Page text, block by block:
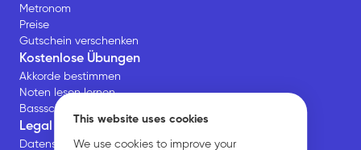
This website uses cookies
We use cookies to improve your
Metronom
Preise
Gutschein verschenken
Kostenlose Übungen
Akkorde bestimmen
Noten lesen lernen
Bassschlüssel Übungen
Legal
Datenschutz